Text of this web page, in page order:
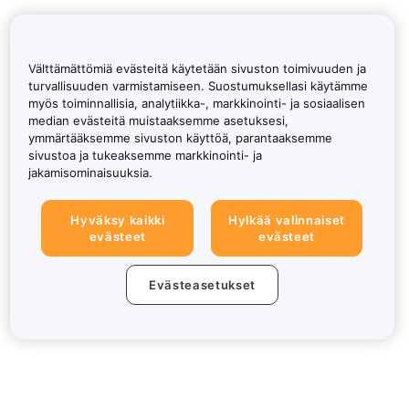
Välttämättömiä evästeitä käytetään sivuston toimivuuden ja
turvallisuuden varmistamiseen. Suostumuksellasi käytämme
myös toiminnallisia, analytiikka-, markkinointi- ja sosiaalisen
median evästeitä muistaaksemme asetuksesi,
ymmärtääksemme sivuston käyttöä, parantaaksemme
sivustoa ja tukeaksemme markkinointi- ja
jakamisominaisuuksia.
Hyväksy kaikki
evästeet
Hylkää valinnaiset
evästeet
Evästeasetukset